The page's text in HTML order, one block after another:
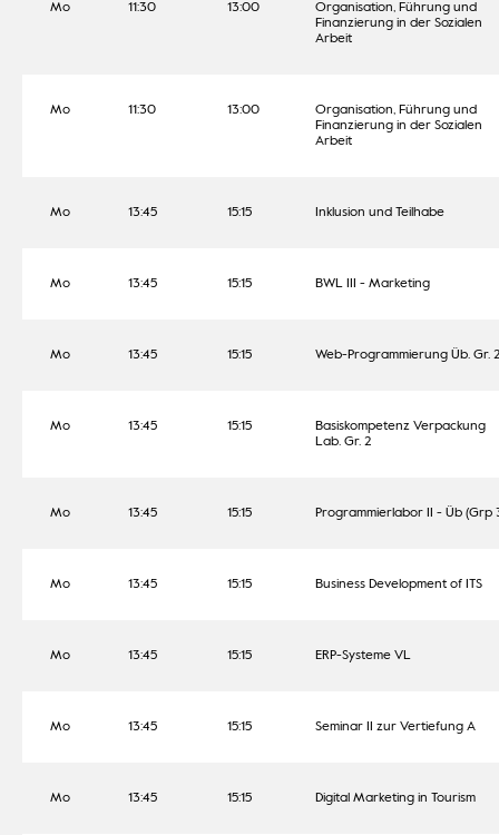
Mo 11:30 13:00
Organisation, Führung und
Finanzierung in der Sozialen
Arbeit
Mo 11:30 13:00
Organisation, Führung und
Finanzierung in der Sozialen
Arbeit
Mo 13:45 15:15 Inklusion und Teilhabe
Mo 13:45 15:15 BWL III - Marketing
Mo 13:45 15:15 Web-Programmierung Üb. Gr.
Mo 13:45 15:15
Basiskompetenz Verpackung
Lab. Gr. 2
Mo 13:45 15:15 Programmierlabor II - Üb (Grp
Mo 13:45 15:15 Business Development of ITS
Mo 13:45 15:15 ERP-Systeme VL
Mo 13:45 15:15 Seminar II zur Vertiefung A
Mo 13:45 15:15 Digital Marketing in Tourism